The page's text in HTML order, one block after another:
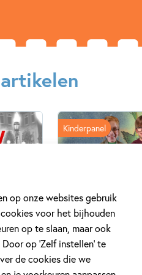
op onze websites gebruik
voor het bijhouden
op te slaan, maar ook
op ‘Zelf instellen’ te
de cookies die we
27 FEBRUARI 2026
Ons
regent ganzen’
Kinderpanel